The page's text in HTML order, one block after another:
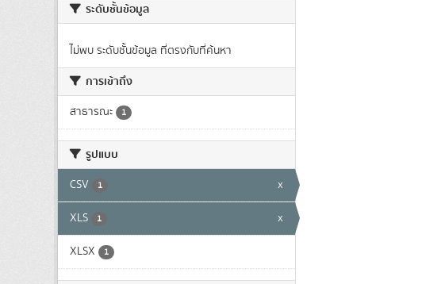
ระดับชั้นข้อมูล
ไม่พบ ระดับชั้นข้อมูล ที่ตรงกับที่ค้นหา
การเข้าถึง
สาธารณะ 1
รูปแบบ
CSV 1 x
XLS 1 x
XLSX 1